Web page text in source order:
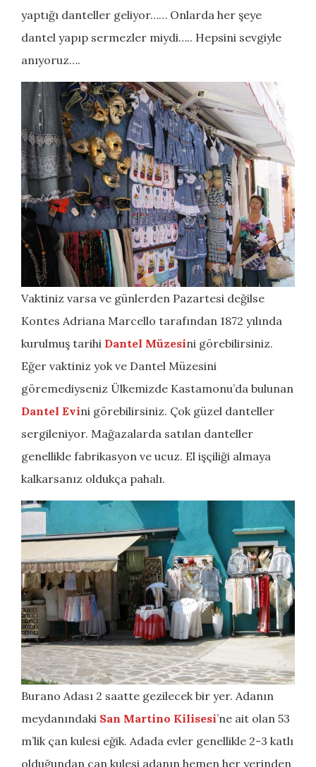
yaptığı danteller geliyor…… Onlarda her şeye
dantel yapıp sermezler miydi….. Hepsini sevgiyle
anıyoruz….
Vaktiniz varsa ve günlerden Pazartesi değilse
Kontes Adriana Marcello tarafından 1872 yılında
kurulmuş tarihi Dantel Müzesini görebilirsiniz.
Eğer vaktiniz yok ve Dantel Müzesini
göremediyseniz Ülkemizde Kastamonu’da bulunan
Dantel Evini görebilirsiniz. Çok güzel danteller
sergileniyor. Mağazalarda satılan danteller
genellikle fabrikasyon ve ucuz. El işçiliği almaya
kalkarsanız oldukça pahalı.
Burano Adası 2 saatte gezilecek bir yer. Adanın
meydanındaki San Martino Kilisesi’ne ait olan 53
m’lik çan kulesi eğik. Adada evler genellikle 2-3 katlı
olduğundan çan kulesi adanın hemen her yerinden